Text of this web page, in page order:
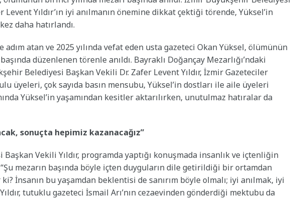
Levent Yıldır’ın iyi anılmanın önemine dikkat çektiği törende, Yüksel’in
daha hatırlandı.
adım atan ve 2025 yılında vefat eden usta gazeteci Okan Yüksel, ölümünün
düzenlenen törenle anıldı. Bayraklı Doğançay Mezarlığı’ndaki
Belediyesi Başkan Vekili Dr. Zafer Levent Yıldır, İzmir Gazeteciler
üyeleri, çok sayıda basın mensubu, Yüksel’in dostları ile aile üyeleri
Yüksel’in yaşamından kesitler aktarılırken, unutulmaz hatıralar da
sonuçta hepimiz kazanacağız”
Vekili Yıldır, programda yaptığı konuşmada insanlık ve içtenliğin
mezarın başında böyle içten duyguların dile getirildiği bir ortamdan
İnsanın bu yaşamdan beklentisi de sanırım böyle olmalı; iyi anılmak, iyi
tutuklu gazeteci İsmail Arı’nın cezaevinden gönderdiği mektubu da